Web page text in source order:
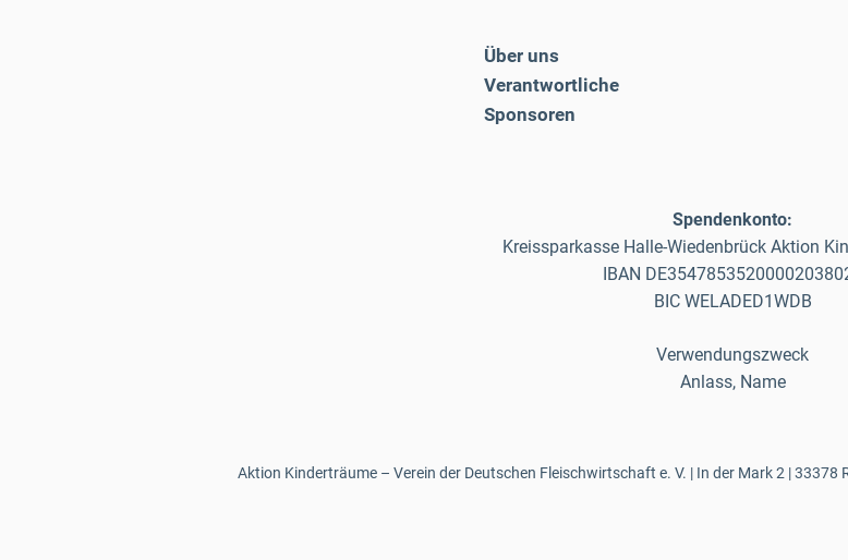
Über uns
Verantwortliche
Sponsoren
Spendenkonto:
Kreissparkasse Halle-Wiedenbrück Aktion
IBAN
BIC WELADED1WDB
Verwendungszweck
Anlass, Name
Aktion Kinderträume – Verein der Deutschen Fleischwirtschaft e. V. | In der Mark 2 | 33378